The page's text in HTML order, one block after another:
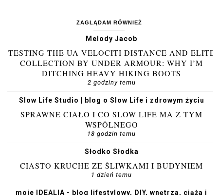
ZAGLĄDAM RÓWNIEŻ
Melody Jacob
TESTING THE UA VELOCITI DISTANCE AND ELITE
COLLECTION BY UNDER ARMOUR: WHY I’M
DITCHING HEAVY HIKING BOOTS
2 godziny temu
Slow Life Studio | blog o Slow Life i zdrowym życiu
SPRAWNE CIAŁO I CO SLOW LIFE MA Z TYM
WSPÓLNEGO
18 godzin temu
Słodko Słodka
CIASTO KRUCHE ZE ŚLIWKAMI I BUDYNIEM
1 dzień temu
moje IDEALIA - blog lifestylowy, DIY, wnętrza, ciąża i